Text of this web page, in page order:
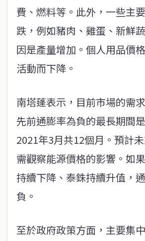
費、燃料等。此外，一些主
跌，例如豬肉、雞蛋、新鮮
因是產量增加。個人用品價
活動而下降。
南塔蓬表示，目前市場的需
先前通膨率為負的最長期間
2021年3月共12個月。預計
需觀察能源價格的影響。如
持續下降、泰銖持續升值，
負。
至於政府政策方面，主要集